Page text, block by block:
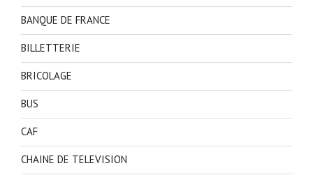
BANQUE DE FRANCE
BILLETTERIE
BRICOLAGE
BUS
CAF
CHAINE DE TELEVISION